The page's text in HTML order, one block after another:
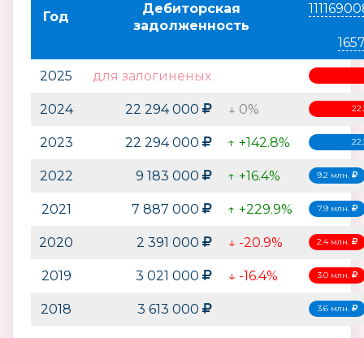
Год
Дебиторская
задолженность
2025 для залогиненых
2024 22 294 000 ↓ 0%
2023 22 294 000 ↑ +142.8%
2022 9 183 000 ↑ +16.4% 9.2 млн.
2021 7 887 000 ↑ +229.9% 7.9 млн.
2020 2 391 000 ↓ -20.9% 2.4 млн.
2019 3 021 000 ↓ -16.4% 3.0 млн.
2018 3 613 000 3.6 млн.